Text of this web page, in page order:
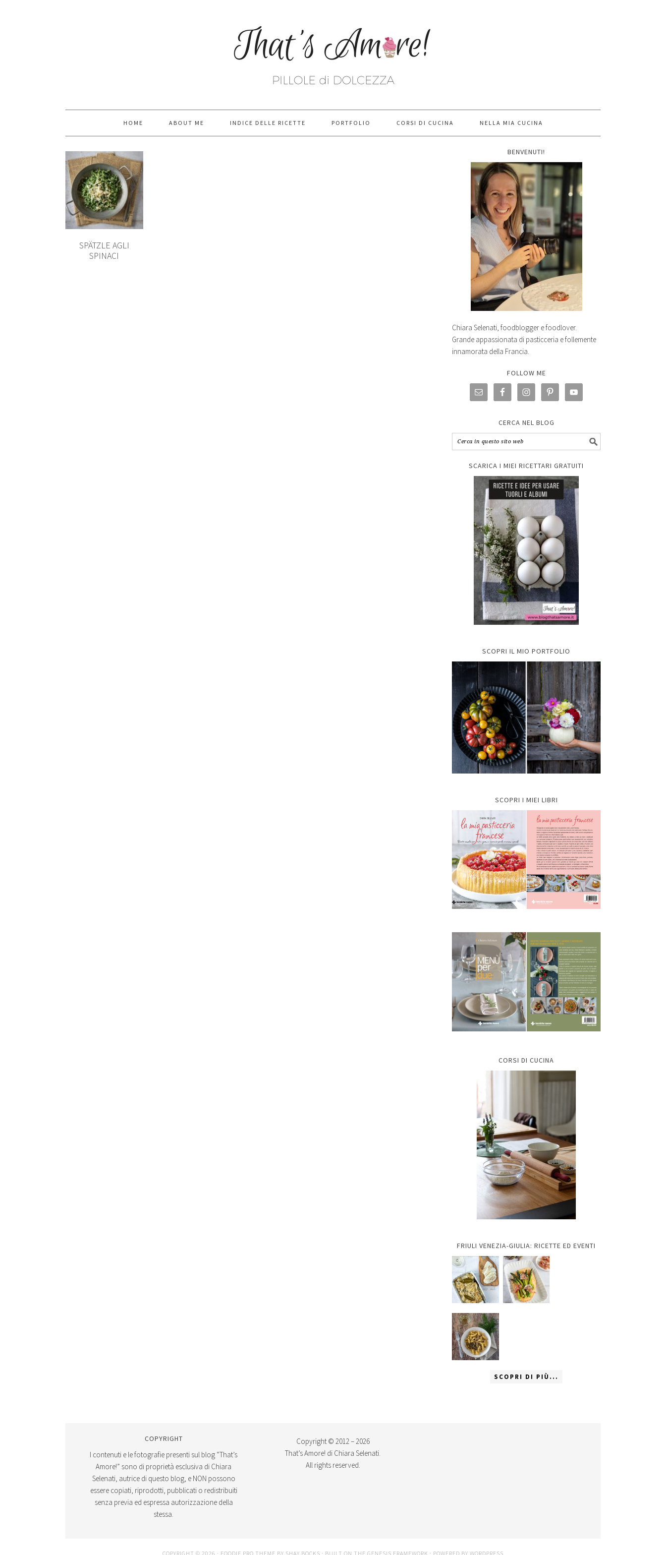
HOME ABOUT ME INDICE DELLE RICETTE PORTFOLIO CORSI DI CUCINA NELLA MIA CUCINA
SPÄTZLE AGLI
SPINACI
BENVENUTI!
Chiara Selenati, foodblogger e foodlover.
Grande appassionata di pasticceria e follemente
innamorata della Francia.
FOLLOW ME
CERCA NEL BLOG
SCARICA I MIEI RICETTARI GRATUITI
SCOPRI IL MIO PORTFOLIO
SCOPRI I MIEI LIBRI
CORSI DI CUCINA
FRIULI VENEZIA-GIULIA: RICETTE ED EVENTI
SCOPRI DI PIÙ...
COPYRIGHT
I contenuti e le fotografie presenti sul blog “That’s
Amore!” sono di proprietà esclusiva di Chiara
Selenati, autrice di questo blog, e NON possono
essere copiati, riprodotti, pubblicati o redistribuiti
senza previa ed espressa autorizzazione della
stessa.
Copyright © 2012 – 2026
That’s Amore! di Chiara Selenati.
All rights reserved.
COPYRIGHT © 2026 · FOODIE PRO THEME BY SHAY BOCKS · BUILT ON THE GENESIS FRAMEWORK · POWERED BY WORDPRESS